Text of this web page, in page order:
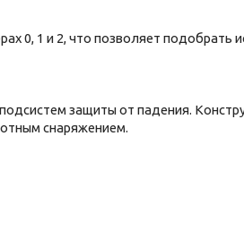
0, 1 и 2, что позволяет подобрать
защиты от падения.
снаряжением.